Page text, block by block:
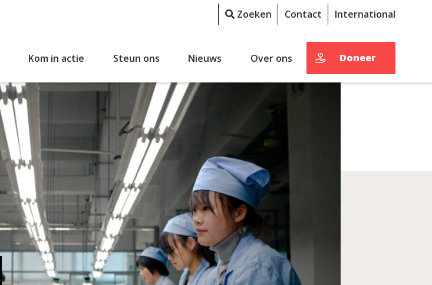
Zoeken Contact International
Kom in actie Steun ons Nieuws Over ons Doneer